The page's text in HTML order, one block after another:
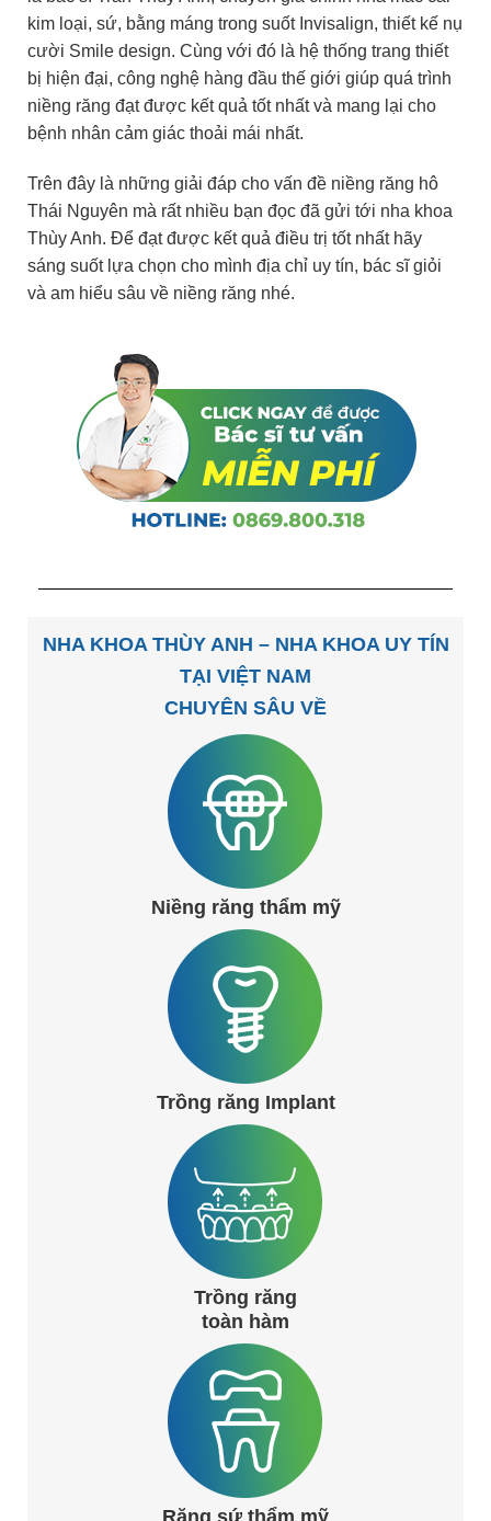
kim loại, sứ, bằng máng trong suốt Invisalign, thiết kế nụ
cười Smile design. Cùng với đó là hệ thống trang thiết
bị hiện đại, công nghệ hàng đầu thế giới giúp quá trình
niềng răng đạt được kết quả tốt nhất và mang lại cho
bệnh nhân cảm giác thoải mái nhất.
Trên đây là những giải đáp cho vấn đề niềng răng hô
Thái Nguyên mà rất nhiều bạn đọc đã gửi tới nha khoa
Thùy Anh. Để đạt được kết quả điều trị tốt nhất hãy
sáng suốt lựa chọn cho mình địa chỉ uy tín, bác sĩ giỏi
và am hiểu sâu về niềng răng nhé.
NHA KHOA THÙY ANH – NHA KHOA UY TÍN
TẠI VIỆT NAM
CHUYÊN SÂU VỀ
Niềng răng thẩm mỹ
Trồng răng Implant
Trồng răng
toàn hàm
Răng sứ thẩm mỹ